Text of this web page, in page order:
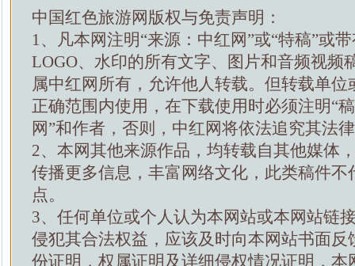
中国红色旅游网版权与免责声明：
1、凡本网注明“来源：中红网”或“特稿”或
LOGO、水印的所有文字、图片和音频视频
属中红网所有，允许他人转载。但转载单位
正确范围内使用，在下载使用时必须注明“
网”和作者，否则，中红网将依法追究其法
2、本网其他来源作品，均转载自其他媒体
传播更多信息，丰富网络文化，此类稿件不
点。
3、任何单位或个人认为本网站或本网站链
侵犯其合法权益，应该及时向本网站书面反
份证明，权属证明及详细侵权情况证明，本